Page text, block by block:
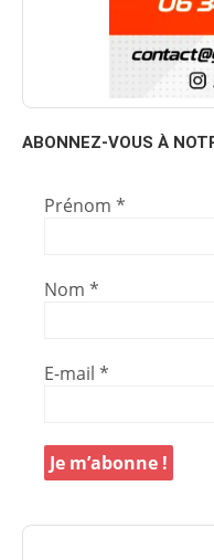
ABONNEZ-VOUS À
Prénom *
Nom *
E-mail *